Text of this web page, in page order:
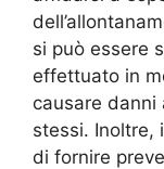
si può essere
effettuato in
causare danni
stessi. Inoltre,
di fornire